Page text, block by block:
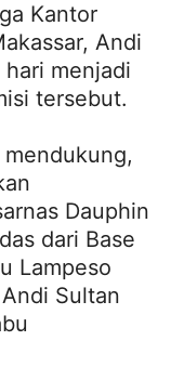
Kantor
Andi
menjadi
tersebut.
Dauphin
dari Base
Lampeso
Sultan